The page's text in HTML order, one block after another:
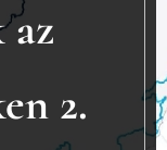
az
2.